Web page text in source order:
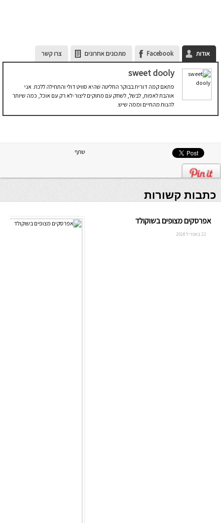
אודות Facebook מתכונים אחרונים צרו קשר
sweet dooly
פתאם קמה דורית בבוקר החליטה שהיא סוויט דולי והתחילה ללכת. אני
אוהבת לאפות, לבשל, לשחק עם מתוקים ליצור-לא רק עם אוכל, כמה שיותר
להנות מהחיים וממה שיש.
שתף
כתבות קשורות
אפרסקים מצופים בשוקולד
22 באפריל 2018